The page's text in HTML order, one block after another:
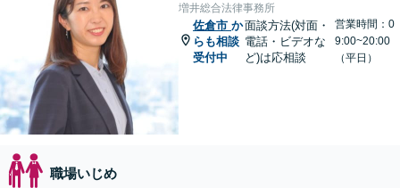
増井総合法律事務所
佐倉市 か
らも相談
受付中
面談方法(対面・
電話・ビデオな
ど)は応相談
営業時間：0
9:00~20:00
（平日）
職場いじめ